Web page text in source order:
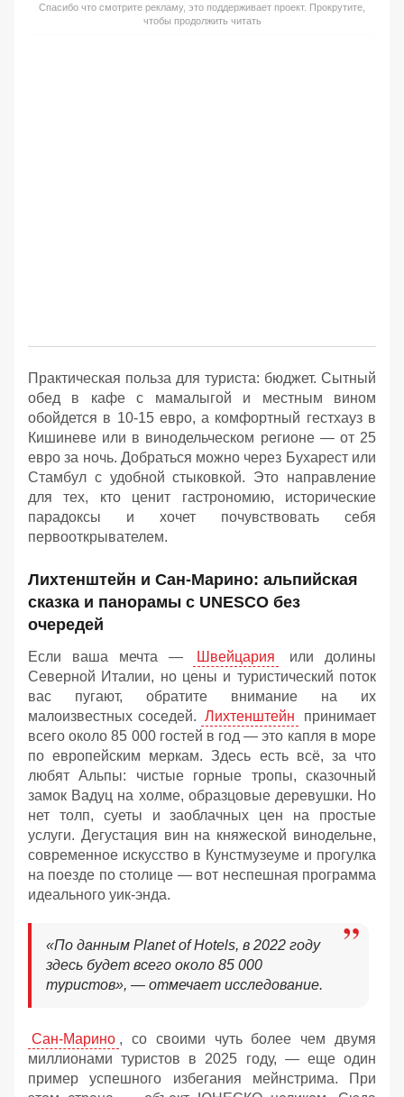
Спасибо что смотрите рекламу, это поддерживает проект. Прокрутите,
чтобы продолжить читать
Практическая польза для туриста: бюджет. Сытный
обед в кафе с мамалыгой и местным вином
обойдется в 10-15 евро, а комфортный гестхауз в
Кишиневе или в винодельческом регионе — от 25
евро за ночь. Добраться можно через Бухарест или
Стамбул с удобной стыковкой. Это направление
для тех, кто ценит гастрономию, исторические
парадоксы и хочет почувствовать себя
первооткрывателем.
Лихтенштейн и Сан-Марино: альпийская
сказка и панорамы с UNESCO без
очередей
Если ваша мечта — Швейцария
или долины
Северной Италии, но цены и туристический поток
вас пугают, обратите внимание на их
малоизвестных соседей.
Лихтенштейн
принимает
всего около 85 000 гостей в год — это капля в море
по европейским меркам. Здесь есть всё, за что
любят Альпы: чистые горные тропы, сказочный
замок Вадуц на холме, образцовые деревушки. Но
нет толп, суеты и заоблачных цен на простые
услуги. Дегустация вин на княжеской винодельне,
современное искусство в Кунстмузеуме и прогулка
на поезде по столице — вот неспешная программа
идеального уик-энда.
«По данным Planet of Hotels, в 2022 году
здесь будет всего около 85 000
туристов», — отмечает исследование.
Сан-Марино , со своими чуть более чем двумя
миллионами туристов в 2025 году, — еще один
пример успешного избегания мейнстрима. При